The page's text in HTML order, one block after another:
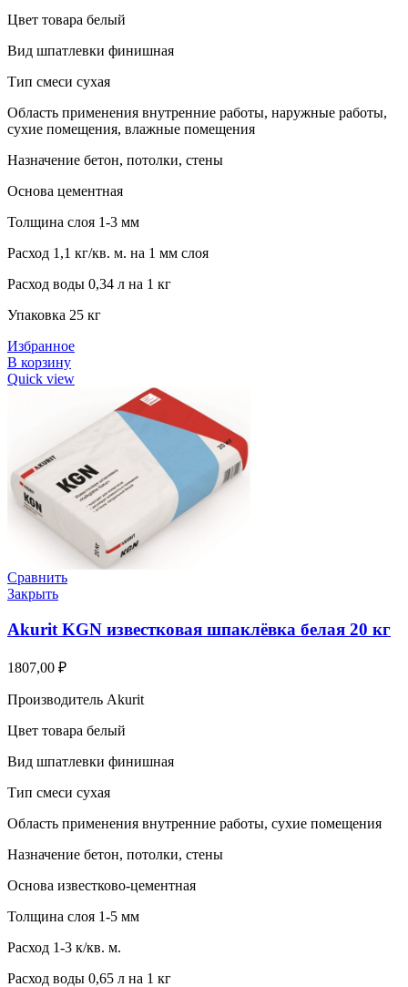
Цвет товара белый
Вид шпатлевки финишная
Тип смеси сухая
Область применения внутренние работы, наружные работы,
сухие помещения, влажные помещения
Назначение бетон, потолки, стены
Основа цементная
Толщина слоя 1-3 мм
Расход 1,1 кг/кв. м. на 1 мм слоя
Расход воды 0,34 л на 1 кг
Упаковка 25 кг
Избранное
В корзину
Quick view
Сравнить
Закрыть
Akurit KGN известковая шпаклёвка белая 20 кг
1807,00 ₽
Производитель Akurit
Цвет товара белый
Вид шпатлевки финишная
Тип смеси сухая
Область применения внутренние работы, сухие помещения
Назначение бетон, потолки, стены
Основа известково-цементная
Толщина слоя 1-5 мм
Расход 1-3 к/кв. м.
Расход воды 0,65 л на 1 кг